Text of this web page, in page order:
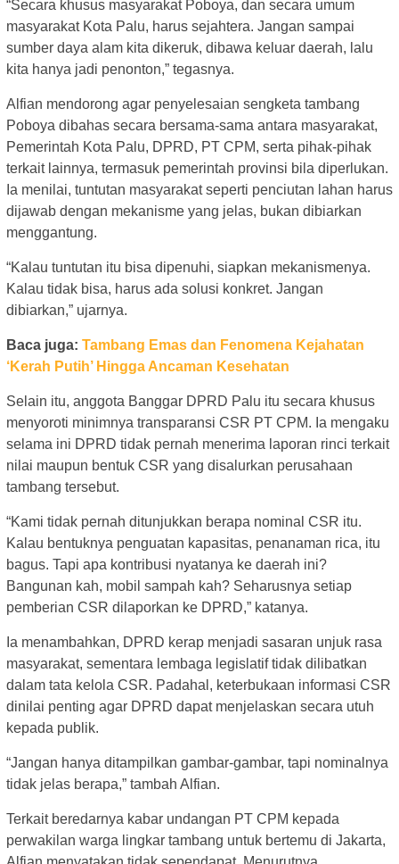
“Secara khusus masyarakat Poboya, dan secara umum
masyarakat Kota Palu, harus sejahtera. Jangan sampai
sumber daya alam kita dikeruk, dibawa keluar daerah, lalu
kita hanya jadi penonton,” tegasnya.
Alfian mendorong agar penyelesaian sengketa tambang
Poboya dibahas secara bersama-sama antara masyarakat,
Pemerintah Kota Palu, DPRD, PT CPM, serta pihak-pihak
terkait lainnya, termasuk pemerintah provinsi bila diperlukan.
Ia menilai, tuntutan masyarakat seperti penciutan lahan harus
dijawab dengan mekanisme yang jelas, bukan dibiarkan
menggantung.
“Kalau tuntutan itu bisa dipenuhi, siapkan mekanismenya.
Kalau tidak bisa, harus ada solusi konkret. Jangan
dibiarkan,” ujarnya.
Baca juga: Tambang Emas dan Fenomena Kejahatan
‘Kerah Putih’ Hingga Ancaman Kesehatan
Selain itu, anggota Banggar DPRD Palu itu secara khusus
menyoroti minimnya transparansi CSR PT CPM. Ia mengaku
selama ini DPRD tidak pernah menerima laporan rinci terkait
nilai maupun bentuk CSR yang disalurkan perusahaan
tambang tersebut.
“Kami tidak pernah ditunjukkan berapa nominal CSR itu.
Kalau bentuknya penguatan kapasitas, penanaman rica, itu
bagus. Tapi apa kontribusi nyatanya ke daerah ini?
Bangunan kah, mobil sampah kah? Seharusnya setiap
pemberian CSR dilaporkan ke DPRD,” katanya.
Ia menambahkan, DPRD kerap menjadi sasaran unjuk rasa
masyarakat, sementara lembaga legislatif tidak dilibatkan
dalam tata kelola CSR. Padahal, keterbukaan informasi CSR
dinilai penting agar DPRD dapat menjelaskan secara utuh
kepada publik.
“Jangan hanya ditampilkan gambar-gambar, tapi nominalnya
tidak jelas berapa,” tambah Alfian.
Terkait beredarnya kabar undangan PT CPM kepada
perwakilan warga lingkar tambang untuk bertemu di Jakarta,